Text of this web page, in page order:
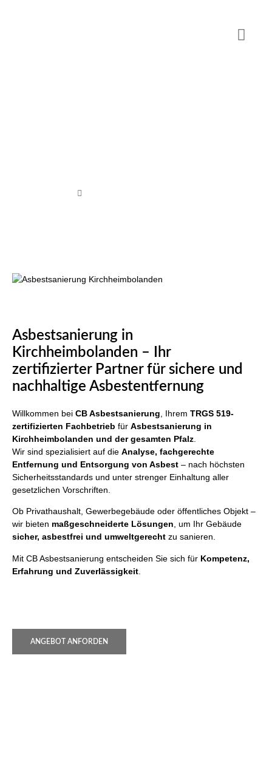
Asbestsanierung in
Kirchheimbolanden – Ihr
zertifizierter Partner für sichere und
nachhaltige Asbestentfernung
Willkommen bei CB Asbestsanierung , Ihrem TRGS 519-
zertifizierten Fachbetrieb für Asbestsanierung in
Kirchheimbolanden und der gesamten Pfalz
Wir sind spezialisiert auf die Analyse, fachgerechte
Entfernung und Entsorgung von Asbest – nach höchsten
Sicherheitsstandards und unter strenger Einhaltung aller
gesetzlichen Vorschriften.
Ob Privathaushalt, Gewerbegebäude oder öffentliches Objekt –
wir bieten maßgeschneiderte Lösungen , um Ihr Gebäude
sicher, asbestfrei und umweltgerecht zu sanieren.
Mit CB Asbestsanierung entscheiden Sie sich für Kompetenz,
Erfahrung und Zuverlässigkeit
ANGEBOT ANFORDEN